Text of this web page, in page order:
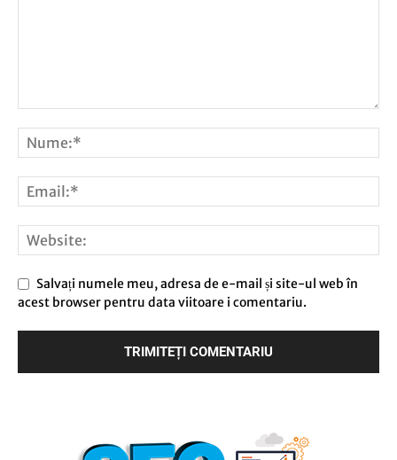
Salvați numele meu, adresa de e-mail și site-ul web în
acest browser pentru data viitoare i comentariu.